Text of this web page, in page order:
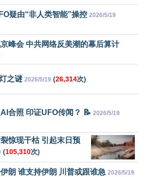
疑由“非人类智能”操控 2026/5/19
峰会 中共网络反美潮的幕后算计
之谜 2026/5/19 (26,314次)
合照 印证UFO传闻？ 📝 2026/5/19
惊现干枯 引起末日预
(105,310次)
朗 谁支持伊朗 川普或跟谁急 2026/5/19